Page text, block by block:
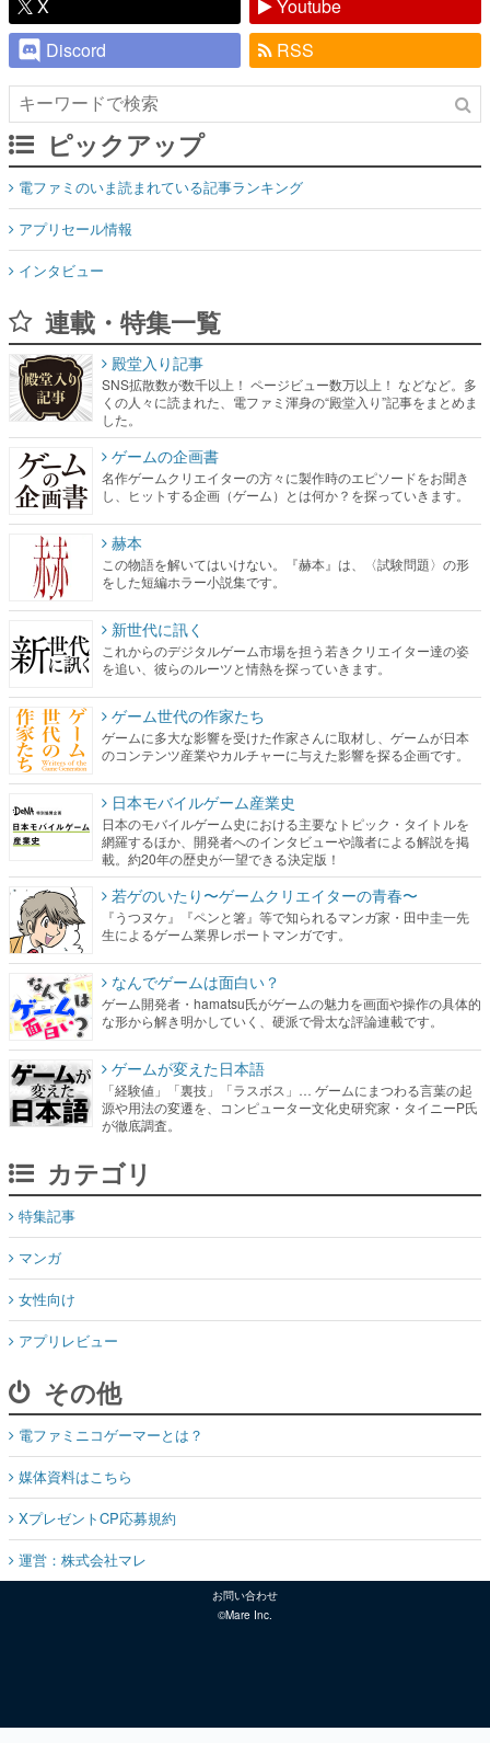
X
Youtube
Discord
RSS
ピックアップ
電ファミのいま読まれている記事ランキング
アプリセール情報
インタビュー
連載・特集一覧
殿堂入り記事
SNS拡散数が数千以上！ ページビュー数万以上！ などなど。多
くの人々に読まれた、電ファミ渾身の“殿堂入り”記事をまとめま
した。
ゲームの企画書
名作ゲームクリエイターの方々に製作時のエピソードをお聞き
し、ヒットする企画（ゲーム）とは何か？を探っていきます。
赫本
この物語を解いてはいけない。『赫本』は、〈試験問題〉の形
をした短編ホラー小説集です。
新世代に訊く
これからのデジタルゲーム市場を担う若きクリエイター達の姿
を追い、彼らのルーツと情熱を探っていきます。
ゲーム世代の作家たち
ゲームに多大な影響を受けた作家さんに取材し、ゲームが日本
のコンテンツ産業やカルチャーに与えた影響を探る企画です。
日本モバイルゲーム産業史
日本のモバイルゲーム史における主要なトピック・タイトルを
網羅するほか、開発者へのインタビューや識者による解説を掲
載。約20年の歴史が一望できる決定版！
若ゲのいたり〜ゲームクリエイターの青春〜
『うつヌケ』『ペンと箸』等で知られるマンガ家・田中圭一先
生によるゲーム業界レポートマンガです。
なんでゲームは面白い？
ゲーム開発者・hamatsu氏がゲームの魅力を画面や操作の具体的
な形から解き明かしていく、硬派で骨太な評論連載です。
ゲームが変えた日本語
「経験値」「裏技」「ラスボス」… ゲームにまつわる言葉の起
源や用法の変遷を、コンピューター文化史研究家・タイニーP氏
が徹底調査。
カテゴリ
特集記事
マンガ
女性向け
アプリレビュー
その他
電ファミニコゲーマーとは？
媒体資料はこちら
XプレゼントCP応募規約
運営：株式会社マレ
お問い合わせ
©Mare Inc.